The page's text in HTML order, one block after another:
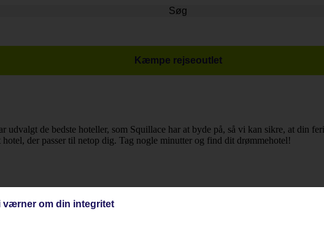
Søg
Kæmpe rejseoutlet
udvalgt de bedste hoteller, som Squillace har at byde på, så vi kan sikre, at din
der passer til netop dig. Tag nogle minutter og find dit drømmehotel!
værner om din integritet